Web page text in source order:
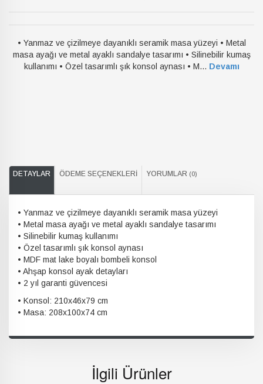
• Yanmaz ve çizilmeye dayanıklı seramik masa yüzeyi • Metal
masa ayağı ve metal ayaklı sandalye tasarımı • Silinebilir kumaş
kullanımı • Özel tasarımlı şık konsol aynası • M... Devamı
DETAYLAR ÖDEME SEÇENEKLERI YORUMLAR (0)
• Yanmaz ve çizilmeye dayanıklı seramik masa yüzeyi
• Metal masa ayağı ve metal ayaklı sandalye tasarımı
• Silinebilir kumaş kullanımı
• Özel tasarımlı şık konsol aynası
• MDF mat lake boyalı bombeli konsol
• Ahşap konsol ayak detayları
• 2 yıl garanti güvencesi
• Konsol: 210x46x79 cm
• Masa: 208x100x74 cm
İlgili Ürünler